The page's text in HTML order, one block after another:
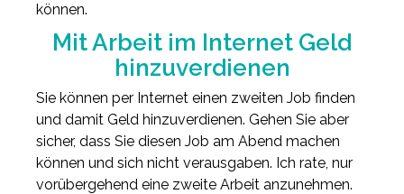
können.
Mit Arbeit im Internet Geld
hinzuverdienen
Sie können per Internet einen zweiten Job finden
und damit Geld hinzuverdienen. Gehen Sie aber
sicher, dass Sie diesen Job am Abend machen
können und sich nicht verausgaben. Ich rate, nur
vorübergehend eine zweite Arbeit anzunehmen.